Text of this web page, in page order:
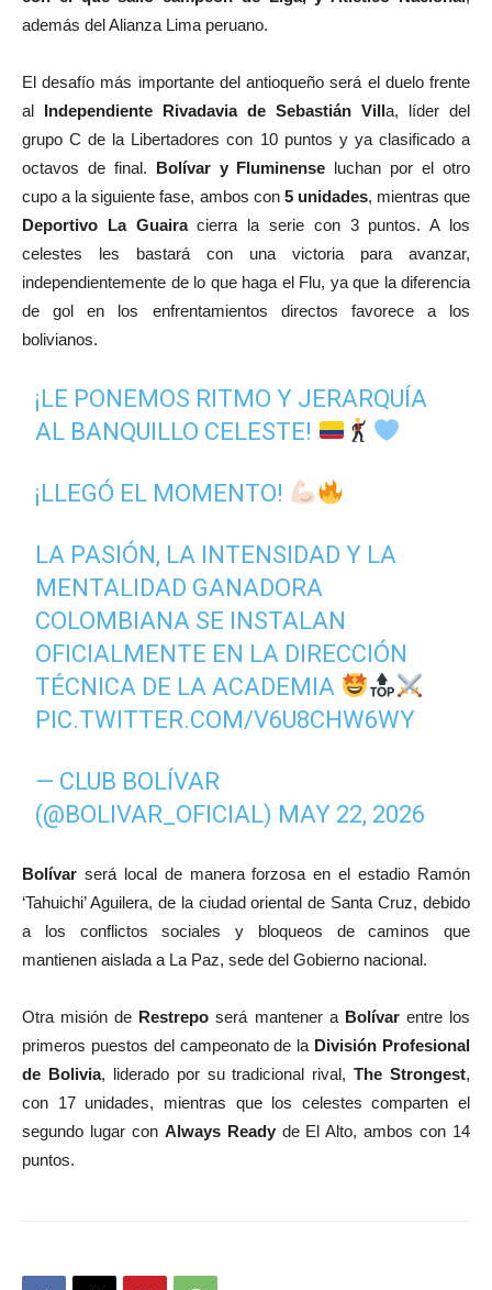
además del Alianza Lima peruano.
El desafío más importante del antioqueño será el duelo frente
al Independiente Rivadavia de Sebastián Villa, líder del
grupo C de la Libertadores con 10 puntos y ya clasificado a
octavos de final. Bolívar y Fluminense luchan por el otro
cupo a la siguiente fase, ambos con 5 unidades, mientras que
Deportivo La Guairacierra la serie con 3 puntos. A los
celestes les bastará con una victoria para avanzar,
independientemente de lo que haga el Flu, ya que la diferencia
de gol en los enfrentamientos directos favorece a los
bolivianos.
¡LE PONEMOS RITMO Y JERARQUÍA
AL BANQUILLO CELESTE!
¡LLEGÓ EL MOMENTO!
LA PASIÓN, LA INTENSIDAD Y LA
MENTALIDAD GANADORA
COLOMBIANA SE INSTALAN
OFICIALMENTE EN LA DIRECCIÓN
TÉCNICA DE LA ACADEMIA
PIC.TWITTER.COM/V6U8CHW6WY
— CLUB BOLÍVAR
(@BOLIVAR_OFICIAL) MAY 22, 2026
Bolívar será local de manera forzosa en el estadio Ramón
‘Tahuichi’ Aguilera, de la ciudad oriental de Santa Cruz, debido
a los conflictos sociales y bloqueos de caminos que
mantienen aislada a La Paz, sede del Gobierno nacional.
Otra misión de Restrepo será mantener a Bolívarentre los
primeros puestos del campeonato de la División Profesional
de Bolivia, liderado por su tradicional rival,The Strongest,
con 17 unidades, mientras que los celestes comparten el
segundo lugar con Always Readyde El Alto, ambos con 14
puntos.